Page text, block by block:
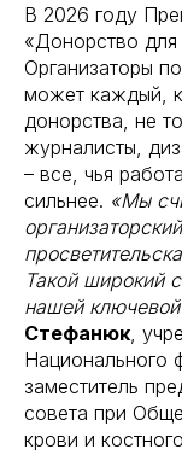
В 2026 году
«Донорство
Организаторы
может каждый,
донорства, не
журналисты,
– все, чья
сильнее. «Мы
Такой широкий
нашей
Стефанюк ,
Национального
заместитель
совета при
крови и